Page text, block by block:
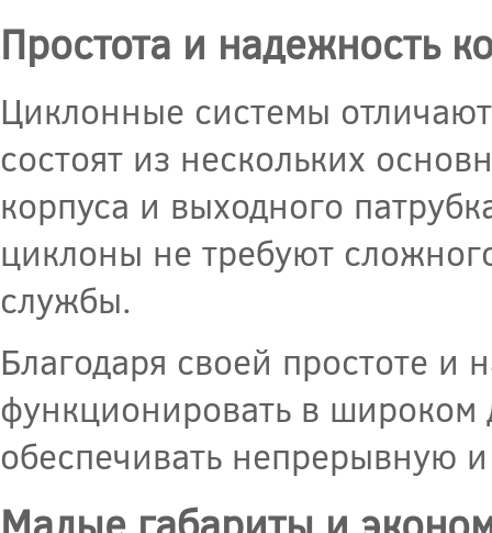
Простота и надежность
Циклонные системы
состоят из нескольких
корпуса и выходного
циклоны не требуют
службы.
Благодаря своей простоте
функционировать в широком
обеспечивать непрерывную